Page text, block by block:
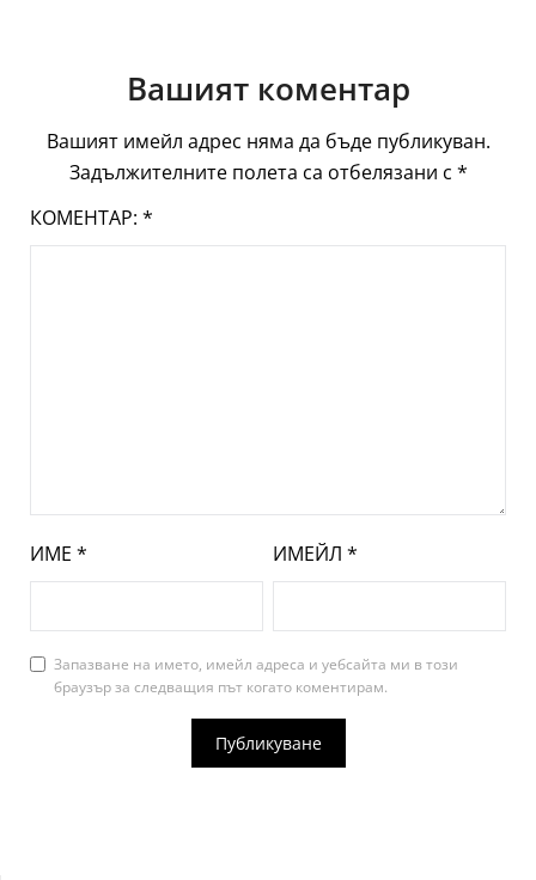
Вашият коментар
Вашият имейл адрес няма да бъде публикуван.
Задължителните полета са отбелязани с *
КОМЕНТАР: *
ИМЕ * ИМЕЙЛ *
Запазване на името, имейл адреса и уебсайта ми в този
браузър за следващия път когато коментирам.